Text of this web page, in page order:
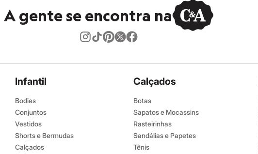
A gente se encontra na
Infantil
Bodies
Conjuntos
Vestidos
Shorts e Bermudas
Calçados
Calçados
Botas
Sapatos e Mocassins
Rasteirinhas
Sandálias e Papetes
Tênis